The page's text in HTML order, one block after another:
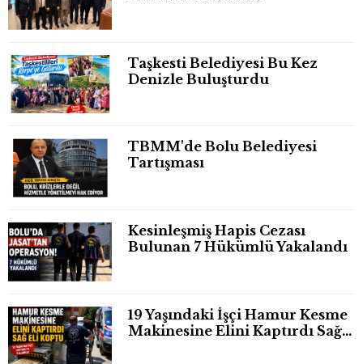
Taşkesti Belediyesi Bu Kez
Denizle Buluşturdu
TBMM'de Bolu Belediyesi
Tartışması
Kesinleşmiş Hapis Cezası
Bulunan 7 Hükümlü Yakalandı
19 Yaşındaki İşçi Hamur Kesme
Makinesine Elini Kaptırdı Sağ